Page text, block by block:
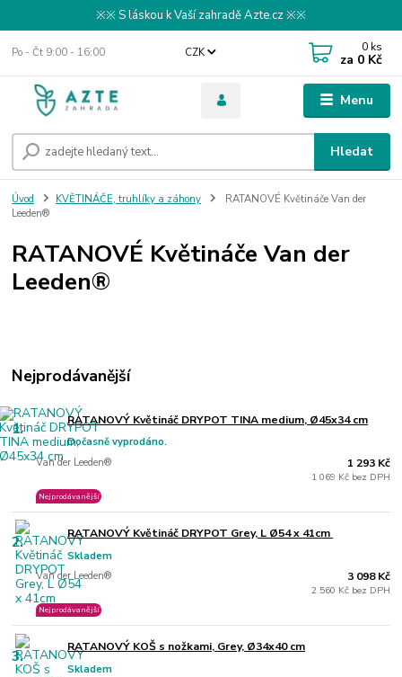
※※ S láskou k Vaší zahradě Azte.cz ※※
Menu
CZK
Hledat
Po - Čt 9:00 - 16:00 0 ks
za 0 Kč
Úvod KVĚTINÁČE, truhlíky a záhony
RATANOVÉ Květináče Van der
Leeden®
RATANOVÉ Květináče Van der
Leeden®
Nejprodávanější
1. RATANOVÝ Květináč DRYPOT TINA medium, Ø45x34 cm
Van der Leeden®
Dočasně vyprodáno.
Nejprodávanější
1 293 Kč
1 069 Kč bez DPH
2. RATANOVÝ Květináč DRYPOT Grey, L Ø54 x 41cm
Van der Leeden®
Skladem
Nejprodávanější
3 098 Kč
2 560 Kč bez DPH
3. RATANOVÝ KOŠ s nožkami, Grey, Ø34x40 cm
Skladem